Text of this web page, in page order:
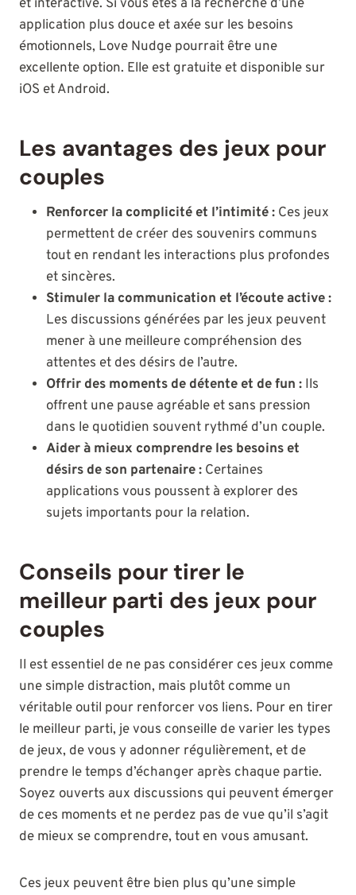
et interactive. Si vous êtes à la recherche d’une
application plus douce et axée sur les besoins
émotionnels, Love Nudge pourrait être une
excellente option. Elle est gratuite et disponible sur
iOS et Android.
Les avantages des jeux pour
couples
Renforcer la complicité et l’intimité : Ces jeux
permettent de créer des souvenirs communs
tout en rendant les interactions plus profondes
et sincères.
Stimuler la communication et l’écoute active :
Les discussions générées par les jeux peuvent
mener à une meilleure compréhension des
attentes et des désirs de l’autre.
Offrir des moments de détente et de fun : Ils
offrent une pause agréable et sans pression
dans le quotidien souvent rythmé d’un couple.
Aider à mieux comprendre les besoins et
désirs de son partenaire : Certaines
applications vous poussent à explorer des
sujets importants pour la relation.
Conseils pour tirer le
meilleur parti des jeux pour
couples
Il est essentiel de ne pas considérer ces jeux comme
une simple distraction, mais plutôt comme un
véritable outil pour renforcer vos liens. Pour en tirer
le meilleur parti, je vous conseille de varier les types
de jeux, de vous y adonner régulièrement, et de
prendre le temps d’échanger après chaque partie.
Soyez ouverts aux discussions qui peuvent émerger
de ces moments et ne perdez pas de vue qu’il s’agit
de mieux se comprendre, tout en vous amusant.
Ces jeux peuvent être bien plus qu’une simple